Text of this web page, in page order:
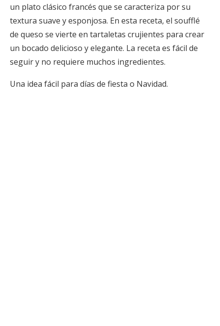
un plato clásico francés que se caracteriza por su
textura suave y esponjosa. En esta receta, el soufflé
de queso se vierte en tartaletas crujientes para crear
un bocado delicioso y elegante. La receta es fácil de
seguir y no requiere muchos ingredientes.
Una idea fácil para días de fiesta o Navidad.